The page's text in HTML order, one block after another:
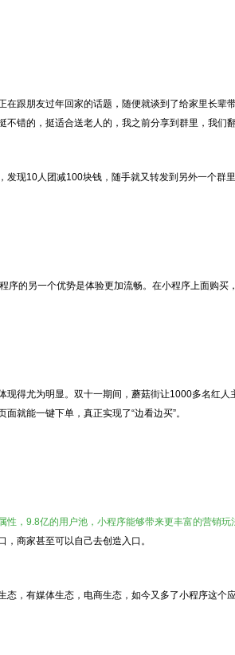
在跟朋友过年回家的话题，随便就谈到了给家里长
不错的，挺适合送老人的，我之前分享到群里，我们
发现10人团减100块钱，随手就又转发到另外一个群
序的另一个优势是体验更加流畅。在小程序上面购买
现得尤为明显。双十一期间，蘑菇街让1000多名红
面就能一键下单，真正实现了“边看边买”。
性，9.8亿的用户池，小程序能够带来更丰富的营销玩
，商家甚至可以自己去创造入口。
态，有媒体生态，电商生态，如今又多了小程序这个